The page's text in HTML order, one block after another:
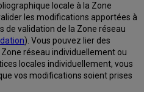
locale à la Zone
les modifications apportées à
de validation de la Zone réseau
). Vous pouvez lier des
réseau individuellement ou
locales individuellement, vous
vos modifications soient prises